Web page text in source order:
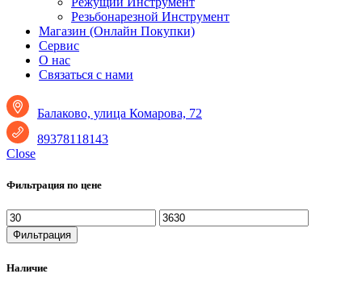
Резьбонарезной Инструмент
Магазин (Онлайн Покупки)
Сервис
О нас
Связаться с нами
Балаково, улица Комарова, 72
89378118143
Close
Фильтрация по цене
Минимальная
цена
Максимальная
цена
Фильтрация
Наличие